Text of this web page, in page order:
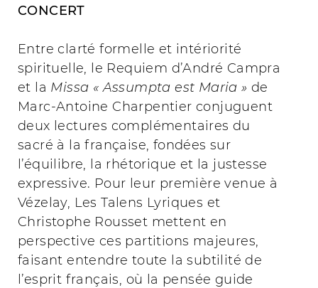
CONCERT
Entre clarté formelle et intériorité
spirituelle, le Requiem d’André Campra
et la Missa « Assumpta est Maria » de
Marc-Antoine Charpentier conjuguent
deux lectures complémentaires du
sacré à la française, fondées sur
l’équilibre, la rhétorique et la justesse
expressive. Pour leur première venue à
Vézelay, Les Talens Lyriques et
Christophe Rousset mettent en
perspective ces partitions majeures,
faisant entendre toute la subtilité de
l’esprit français, où la pensée guide